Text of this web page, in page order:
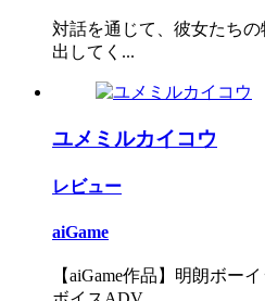
対話を通じて、彼女たち
出してく...
ユメミルカイコウ
レビュー
aiGame
【aiGame作品】明朗ボー